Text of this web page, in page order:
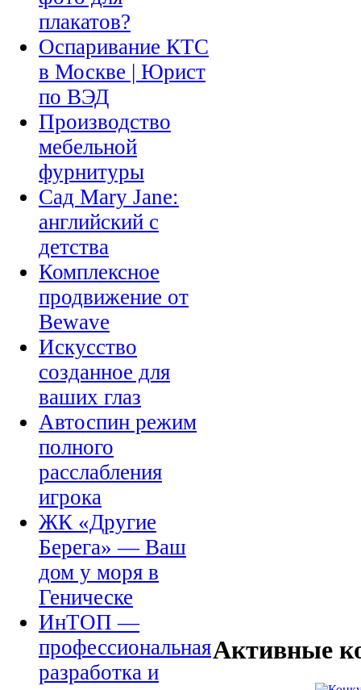
плакатов?
Оспаривание КТС
в Москве | Юрист
по ВЭД
Производство
мебельной
фурнитуры
Сад Mary Jane:
английский с
детства
Комплексное
продвижение от
Bewave
Искусство
созданное для
ваших глаз
Автоспин режим
полного
расслабления
игрока
ЖК «Другие
Берега» — Ваш
дом у моря в
Геническе
ИнТОП —
профессиональная
разработка и
Активные